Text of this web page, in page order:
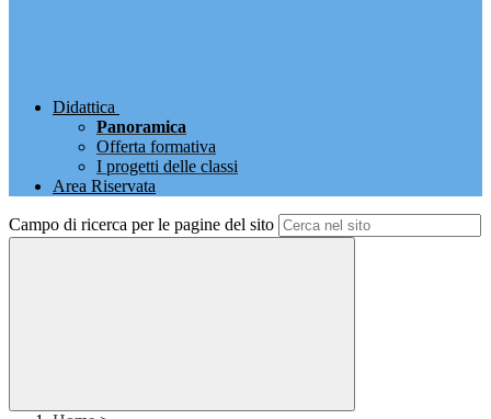
Didattica
Panoramica
Offerta formativa
I progetti delle classi
Area Riservata
Campo di ricerca per le pagine del sito